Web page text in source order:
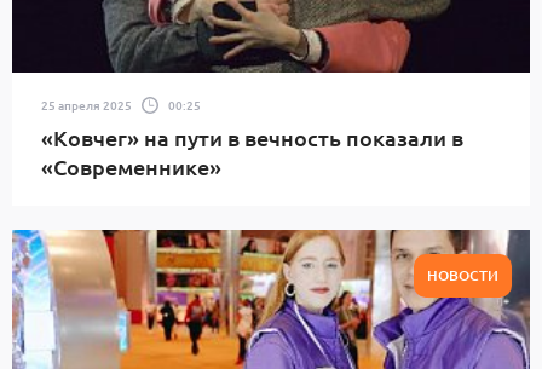
25 апреля 2025 00:25
«Ковчег» на пути в вечность показали в
«Современнике»
НОВОСТИ